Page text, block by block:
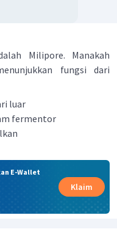
Milipore. Manakah
fungsi dari
luar
fermentor
E-Wallet
Klaim